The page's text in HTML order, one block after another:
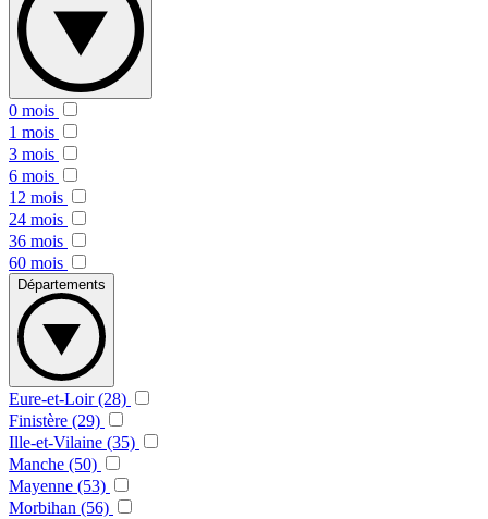
0 mois
1 mois
3 mois
6 mois
12 mois
24 mois
36 mois
60 mois
Départements
Eure-et-Loir (28)
Finistère (29)
Ille-et-Vilaine (35)
Manche (50)
Mayenne (53)
Morbihan (56)